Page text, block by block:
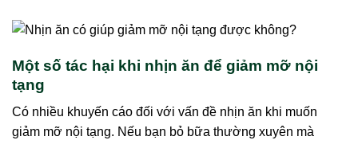
Một số tác hại khi nhịn ăn để giảm mỡ nội
tạng
Có nhiều khuyến cáo đối với vấn đề nhịn ăn khi muốn
giảm mỡ nội tạng. Nếu bạn bỏ bữa thường xuyên mà